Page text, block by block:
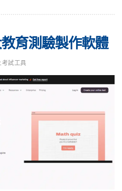
育測驗製作軟體
考試工具